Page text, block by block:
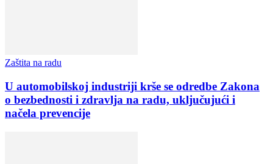
Zaštita na radu
U automobilskoj industriji krše se odredbe Zakona
o bezbednosti i zdravlja na radu, uključujući i
načela prevencije